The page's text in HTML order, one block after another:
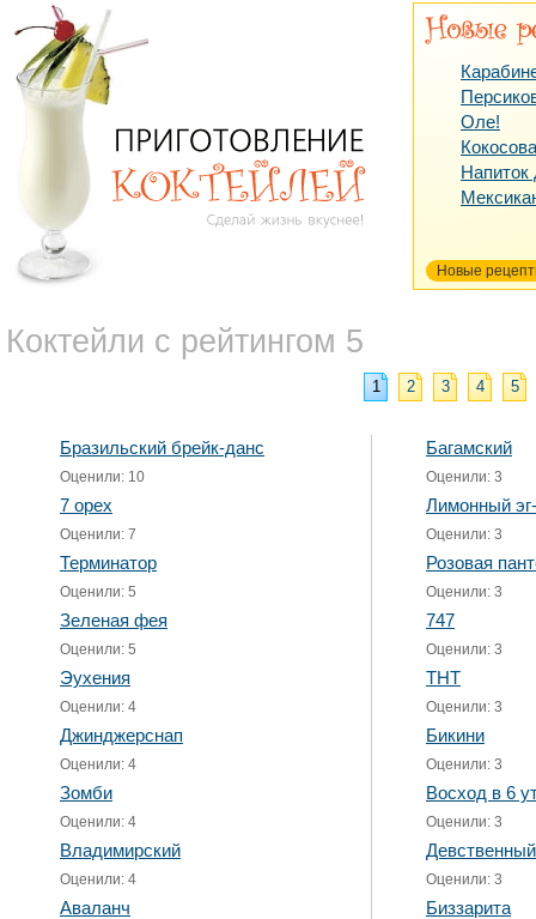
Оле!
Напиток
Новые
Коктейли с рейтингом 5
1 2 3 4 5
Бразильский брейк-данс
Оценили: 10
7 орех
Оценили: 7
Терминатор
Оценили: 5
Зеленая фея
Оценили: 5
Эухения
Оценили: 4
Джинджерснап
Оценили: 4
Зомби
Оценили: 4
Владимирский
Оценили: 4
Аваланч
Багамский
Оценили: 3
Лимонный
Оценили: 3
Розовая
Оценили: 3
747
Оценили: 3
ТНТ
Оценили: 3
Бикини
Оценили: 3
Восход в 6
Оценили: 3
Оценили: 3
Биззарита